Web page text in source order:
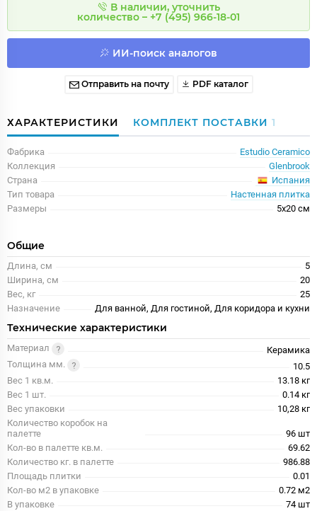
В наличии, уточнить
количество – +7 (495) 966-18-01
ИИ-поиск аналогов
Отправить на почту PDF каталог
ХАРАКТЕРИСТИКИ КОМПЛЕКТ ПОСТАВКИ 1
Фабрика
Estudio Ceramico
Коллекция
Glenbrook
Страна
Испания
Тип товара
Настенная плитка
Размеры
5x20 см
Общие
Длина, см
5
Ширина, см
20
Вес, кг
25
Назначение
Для ванной, Для гостиной, Для коридора и кухни
Технические характеристики
Материал
Керамика
Толщина мм.
10.5
Вес 1 кв.м.
13.18 кг
Вес 1 шт.
0.14 кг
Вес упаковки
10,28 кг
Количество коробок на
палетте
96 шт
Кол-во в палетте кв.м.
69.62
Количество кг. в палетте
986.88
Площадь плитки
0.01
Кол-во м2 в упаковке
0.72 м2
В упаковке
74 шт